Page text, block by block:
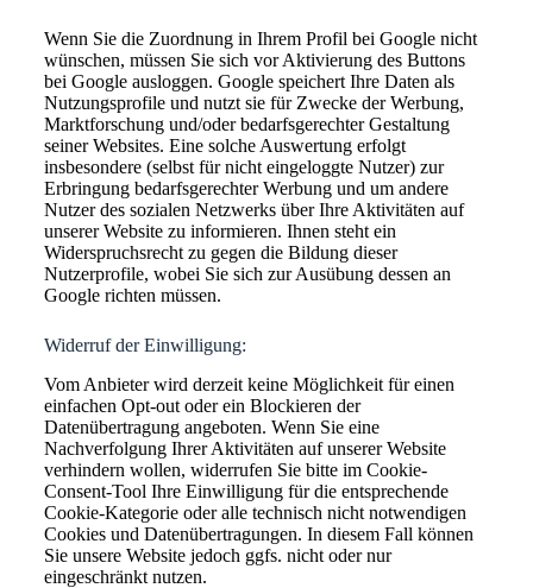
Wenn Sie die Zuordnung in Ihrem Profil bei Google nicht
wünschen, müssen Sie sich vor Aktivierung des Buttons
bei Google ausloggen. Google speichert Ihre Daten als
Nutzungsprofile und nutzt sie für Zwecke der Werbung,
Marktforschung und/oder bedarfsgerechter Gestaltung
seiner Websites. Eine solche Auswertung erfolgt
insbesondere (selbst für nicht eingeloggte Nutzer) zur
Erbringung bedarfsgerechter Werbung und um andere
Nutzer des sozialen Netzwerks über Ihre Aktivitäten auf
unserer Website zu informieren. Ihnen steht ein
Widerspruchsrecht zu gegen die Bildung dieser
Nutzerprofile, wobei Sie sich zur Ausübung dessen an
Google richten müssen.
Widerruf der Einwilligung:
Vom Anbieter wird derzeit keine Möglichkeit für einen
einfachen Opt-out oder ein Blockieren der
Datenübertragung angeboten. Wenn Sie eine
Nachverfolgung Ihrer Aktivitäten auf unserer Website
verhindern wollen, widerrufen Sie bitte im Cookie-
Consent-Tool Ihre Einwilligung für die entsprechende
Cookie-Kategorie oder alle technisch nicht notwendigen
Cookies und Datenübertragungen. In diesem Fall können
Sie unsere Website jedoch ggfs. nicht oder nur
eingeschränkt nutzen.